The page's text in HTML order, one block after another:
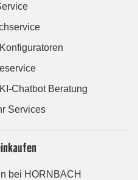
Chatbot Beratung
Services
bei HORNBACH